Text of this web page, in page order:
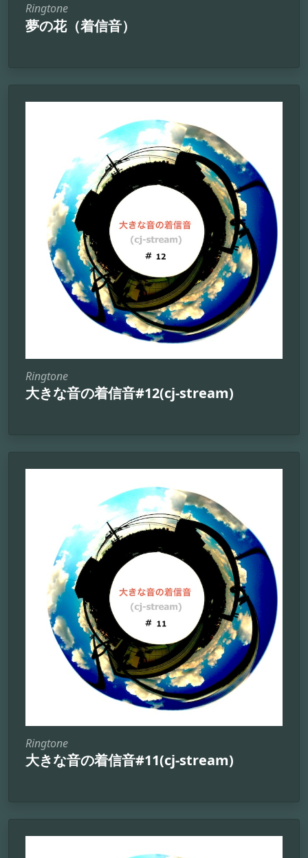
Ringtone
夢の花（着信音）
Ringtone
大きな音の着信音#12(cj-stream)
Ringtone
大きな音の着信音#11(cj-stream)